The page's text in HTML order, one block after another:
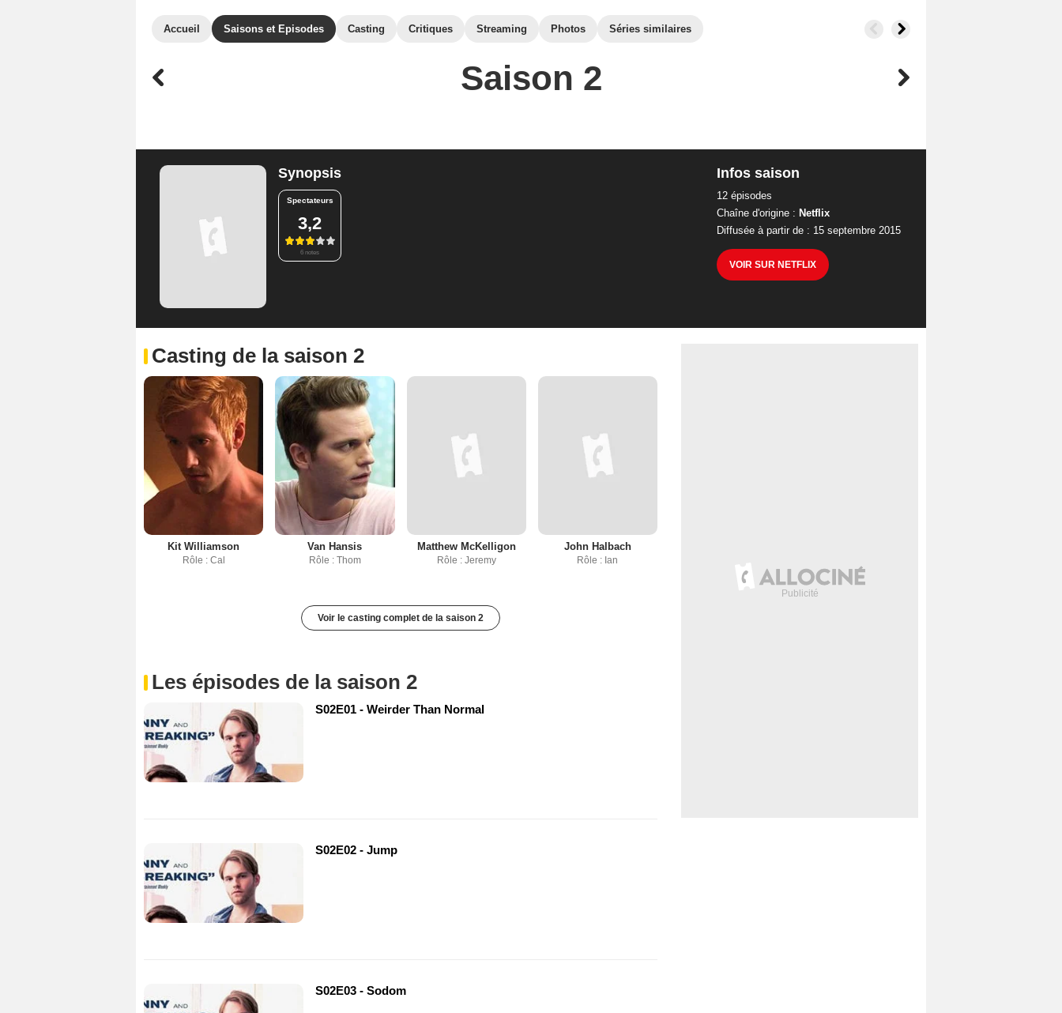
Accueil Saisons et Episodes Casting Critiques Streaming Photos Séries similaires
Saison 2
Synopsis
Spectateurs
3,2
6 notes
Infos saison
12 épisodes
Chaîne d'origine : Netflix
Diffusée à partir de : 15 septembre 2015
VOIR SUR NETFLIX
Casting de la saison 2
Kit Williamson
Rôle : Cal
Van Hansis
Rôle : Thom
Matthew McKelligon
Rôle : Jeremy
John Halbach
Rôle : Ian
Voir le casting complet de la saison 2
Les épisodes de la saison 2
S02E01 - Weirder Than Normal
S02E02 - Jump
S02E03 - Sodom